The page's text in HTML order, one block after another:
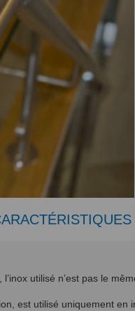
utilisé n’est pas le
est utilisé uniquement en